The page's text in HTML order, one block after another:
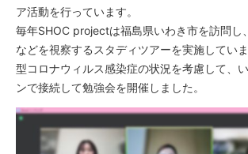
ア活動を行っています。
毎年SHOC projectは福島県いわき市を訪問し
などを視察するスタディツアーを実施してい
型コロナウィルス感染症の状況を考慮して、
ンで接続して勉強会を開催しました。